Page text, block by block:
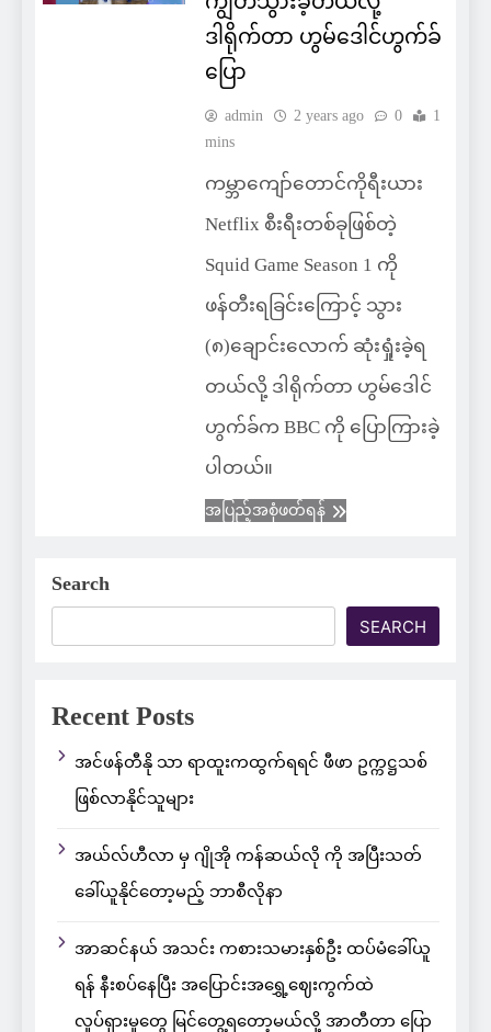
ဒါရိုက်တာ ဟွမ်ဒေါင်ဟွက်ခ်
ပြော
admin 2 years ago 0
1
mins
ကမ္ဘာကျော်တောင်ကိုရီးယား
Netflix စီးရီးတစ်ခုဖြစ်တဲ့
Squid Game Season 1 ကို
ဖန်တီးရခြင်းကြောင့် သွား
(၈)ချောင်းလောက် ဆုံးရှုံးခဲ့ရ
တယ်လို့ ဒါရိုက်တာ ဟွမ်ဒေါင်
ဟွက်ခ်က BBC ကို ပြောကြားခဲ့
ပါတယ်။
အပြည့်အစုံဖတ်ရန်
Search
SEARCH
Recent Posts
အင်ဖန်တီနို သာ ရာထူးကထွက်ရရင် ဖီဖာ ဥက္ကဋ္ဌသစ်
ဖြစ်လာနိုင်သူများ
အယ်လ်ဟီလာ မှ ဂျိုအို ကန်ဆယ်လို ကို အပြီးသတ်
ခေါ်ယူနိုင်တော့မည့် ဘာစီလိုနာ
အာဆင်နယ် အသင်း ကစားသမားနှစ်ဦး ထပ်မံခေါ်ယူ
ရန် နီးစပ်နေပြီး အပြောင်းအရွှေ့ဈေးကွက်ထဲ
လှုပ်ရှားမှုတွေ မြင်တွေ့ရတော့မယ်လို့ အာတီတာ ပြော